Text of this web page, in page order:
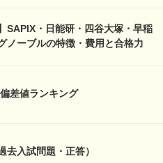
SAPIX・日能研・四谷大塚・早稲
ノーブルの特徴・費用と合格力
差値ランキング
去入試問題・正答）